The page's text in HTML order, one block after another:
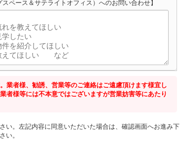
スペース＆サテライトオフィス）へのお問い合わせ】
者様、勧誘、営業等のご連絡はご遠慮頂けます様宜し
者様等には不本意ではございますが営業妨害等にあたり
い。左記内容に同意いただいた場合は、確認画面へお進み下
さい。